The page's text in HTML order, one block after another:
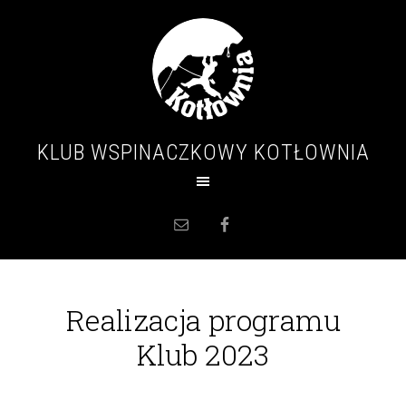
KLUB WSPINACZKOWY KOTŁOWNIA
Realizacja programu
Klub 2023